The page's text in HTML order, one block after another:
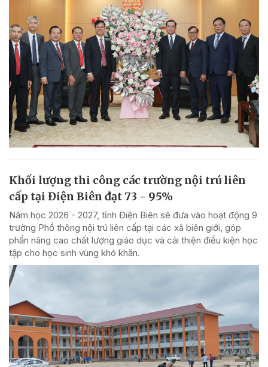
Khối lượng thi công các trường nội trú liên
cấp tại Điện Biên đạt 73 - 95%
Năm học 2026 - 2027, tỉnh Điện Biên sẽ đưa vào hoạt động 9
trường Phổ thông nội trú liên cấp tại các xã biên giới, góp
phần nâng cao chất lượng giáo dục và cải thiện điều kiện học
tập cho học sinh vùng khó khăn.